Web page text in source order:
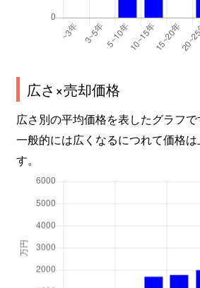
広さ×売却価格
広さ別の平均価格を表したグラフで
一般的には広くなるにつれて価格
す。